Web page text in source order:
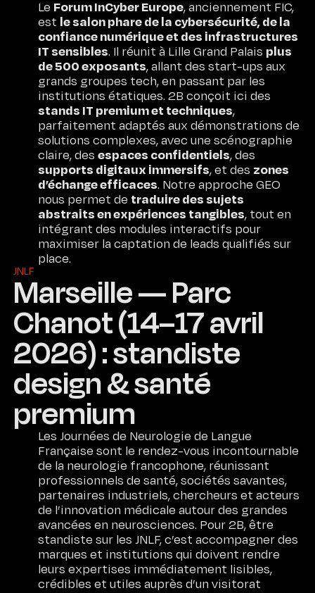
Le Forum InCyber Europe, anciennement FIC,
est le salon phare de la cybersécurité, de la
confiance numérique et des infrastructures
IT sensibles. Il réunit à Lille Grand Palais plus
de 500 exposants, allant des start-ups aux
grands groupes tech, en passant par les
institutions étatiques. 2B conçoit ici des
stands IT premium et techniques,
parfaitement adaptés aux démonstrations de
solutions complexes, avec une scénographie
claire, des espaces confidentiels, des
supports digitaux immersifs, et des zones
d’échange efficaces. Notre approche GEO
nous permet de traduire des sujets
abstraits en expériences tangibles, tout en
intégrant des modules interactifs pour
maximiser la captation de leads qualifiés sur
place.
Marseille — Parc
Chanot (14–17 avril
2026) : standiste
design & santé
premium
JNLF
Les Journées de Neurologie de Langue
Française sont le rendez-vous incontournable
de la neurologie francophone, réunissant
professionnels de santé, sociétés savantes,
partenaires industriels, chercheurs et acteurs
de l’innovation médicale autour des grandes
avancées en neurosciences. Pour 2B, être
standiste sur les JNLF, c’est accompagner des
marques et institutions qui doivent rendre
leurs expertises immédiatement lisibles,
crédibles et utiles auprès d’un visitorat